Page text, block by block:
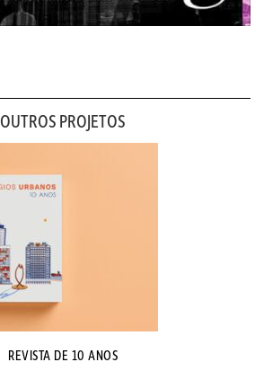
OUTROS PROJETOS
REVISTA DE 10 ANOS